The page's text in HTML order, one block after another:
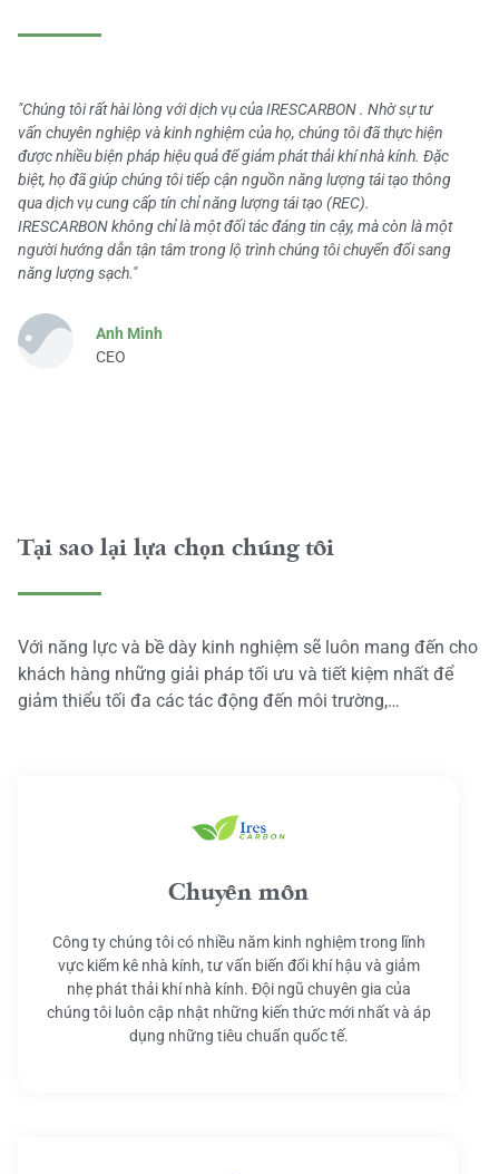
"Chúng tôi rất hài lòng với dịch vụ của IRESCARBON . Nhờ sự tư
vấn chuyên nghiệp và kinh nghiệm của họ, chúng tôi đã thực hiện
được nhiều biện pháp hiệu quả để giảm phát thải khí nhà kính. Đặc
biệt, họ đã giúp chúng tôi tiếp cận nguồn năng lượng tái tạo thông
qua dịch vụ cung cấp tín chỉ năng lượng tái tạo (REC).
IRESCARBON không chỉ là một đối tác đáng tin cậy, mà còn là một
người hướng dẫn tận tâm trong lộ trình chúng tôi chuyển đổi sang
năng lượng sạch."
Anh Minh
CEO
Tại sao lại lựa chọn chúng tôi
Với năng lực và bề dày kinh nghiệm sẽ luôn mang đến cho
khách hàng những giải pháp tối ưu và tiết kiệm nhất để
giảm thiểu tối đa các tác động đến môi trường,…
Chuyên môn
Công ty chúng tôi có nhiều năm kinh nghiệm trong lĩnh
vực kiểm kê nhà kính, tư vấn biến đổi khí hậu và giảm
nhẹ phát thải khí nhà kính. Đội ngũ chuyên gia của
chúng tôi luôn cập nhật những kiến thức mới nhất và áp
dụng những tiêu chuẩn quốc tế.